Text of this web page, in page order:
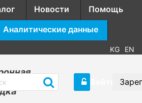
Новости
Помощь
Аналитические данные
KG EN